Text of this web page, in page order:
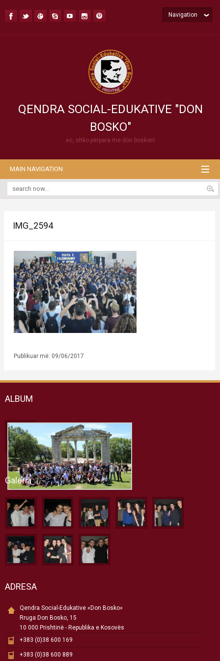
QENDRA SOCIAL-EDUKATIVE "DON
BOSKO"
ec, shko përpara me don boskon!
Navigation
MAIN NAVIGATION
IMG_2594
Publikuar më: 09/06/2017
ALBUM
Galeria
ADRESA
Qendra Social-Edukative «Don Bosko»
Rruga Don Bosko, 15
10 000 Prishtinë - Republika e Kosovës
+383 (0)38 600 169
+383 (0)38 600 889